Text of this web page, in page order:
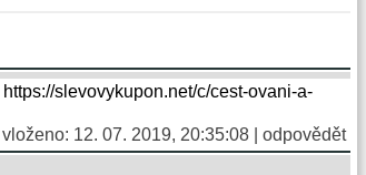
slevovykupon.net/c/cest-ovani-a-
vloženo: 12. 07. 2019, 20:35:08 | odpovědět